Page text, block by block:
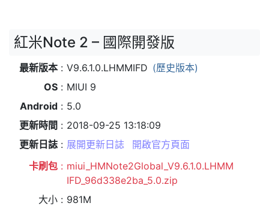
紅米Note 2 – 國際開發版
最新版本 V9.6.1.0.LHMMIFD (歷史版本)
OS
MIUI 9
Android
5.0
更新時間
2018-09-25 13:18:09
更新日誌
展開更新日誌
開啟官方頁面
卡刷包
miui_HMNote2Global_V9.6.1.0.LHMM
IFD_96d338e2ba_5.0.zip
大小
981M